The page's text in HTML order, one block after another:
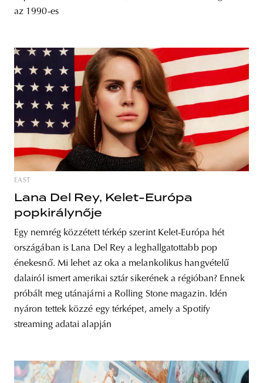
az 1990-es
EAST
Lana Del Rey, Kelet-Európa
popkirálynője
Egy nemrég közzétett térkép szerint Kelet-Európa hét
országában is Lana Del Rey a leghallgatottabb pop
énekesnő. Mi lehet az oka a melankolikus hangvételű
dalairól ismert amerikai sztár sikerének a régióban? Ennek
próbált meg utánajárni a Rolling Stone magazin. Idén
nyáron tettek közzé egy térképet, amely a Spotify
streaming adatai alapján